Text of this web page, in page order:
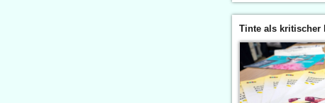
Tinte als kritischer